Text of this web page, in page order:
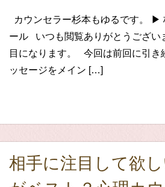
カウンセラー杉本もゆるです。 ▶
ール いつも閲覧ありがとうござい
目になります。 今回は前回に引き
ッセージをメイン […]
相手に注目して欲